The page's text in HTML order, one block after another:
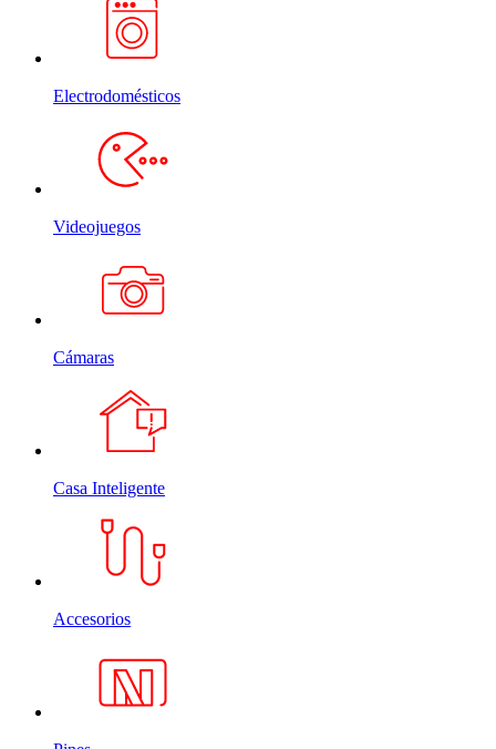
Electrodomésticos
Videojuegos
Cámaras
Casa Inteligente
Accesorios